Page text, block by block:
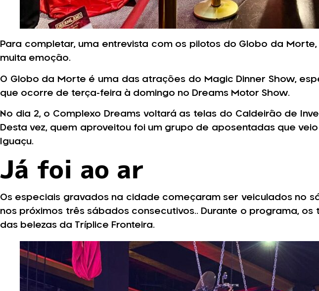
Para completar, uma entrevista com os pilotos do Globo da
muita emoção.
O Globo da Morte é uma das atrações do Magic Dinner Show,
que ocorre de terça-feira à domingo no Dreams Motor Show.
No dia 2, o Complexo Dreams voltará as telas do Caldeirão de
Desta vez, quem aproveitou foi um grupo de aposentadas que
Iguaçu.
Já foi ao ar
Os especiais gravados na cidade começaram ser veiculados no
nos próximos três sábados consecutivos.. Durante o programa,
das belezas da Tríplice Fronteira.